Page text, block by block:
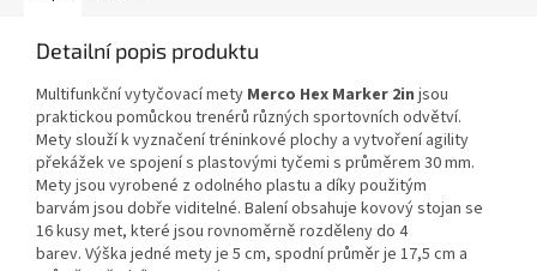
Detailní popis produktu
Multifunkční vytyčovací mety Merco Hex Marker 2in jsou
praktickou pomůckou trenérů různých sportovních odvětví.
Mety slouží k vyznačení tréninkové plochy a vytvoření agility
překážek ve spojení s plastovými tyčemi s průměrem 30 mm.
Mety jsou vyrobené z odolného plastu a díky použitým
barvám jsou dobře viditelné. Balení obsahuje kovový stojan se
16 kusy met, které jsou rovnoměrně rozděleny do 4
barev. Výška jedné mety je 5 cm, spodní průměr je 17,5 cm a